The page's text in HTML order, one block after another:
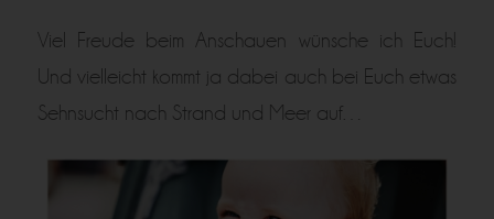
Viel Freude beim Anschauen wünsche ich Euch!
Und vielleicht kommt ja dabei auch bei Euch etwas
Sehnsucht nach Strand und Meer auf…